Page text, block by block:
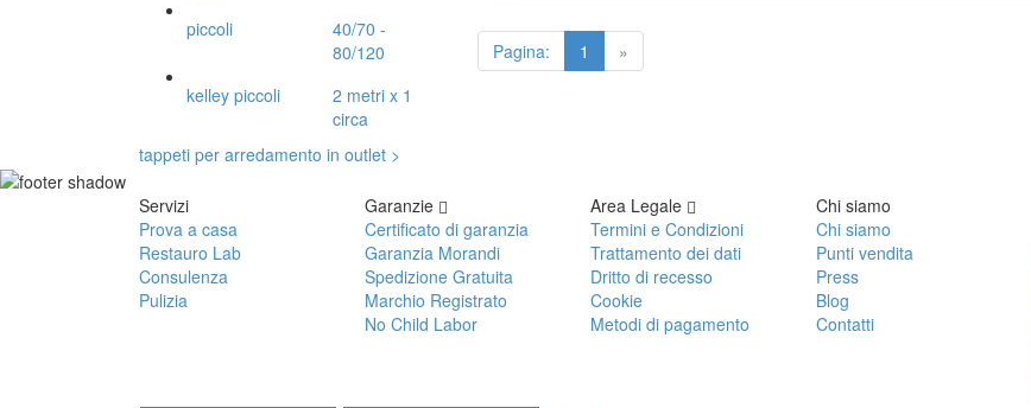
piccoli
40/70 -
80/120
kelley piccoli
2 metri x 1
circa
tappeti per arredamento in outlet >
Pagina: 1 »
Servizi
Prova a casa
Restauro Lab
Consulenza
Pulizia
Garanzie
Certificato di garanzia
Garanzia Morandi
Spedizione Gratuita
Marchio Registrato
No Child Labor
Area Legale
Termini e Condizioni
Trattamento dei dati
Dritto di recesso
Cookie
Metodi di pagamento
Chi siamo
Chi siamo
Punti vendita
Press
Blog
Contatti